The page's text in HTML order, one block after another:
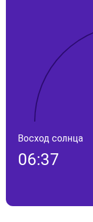
Восход солнца
06:37